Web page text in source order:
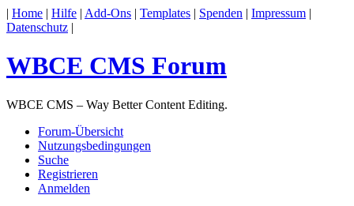
| Home | Hilfe | Add-Ons | Templates | Spenden | Impressum |
Datenschutz |
WBCE CMS Forum
WBCE CMS – Way Better Content Editing.
Forum-Übersicht
Nutzungsbedingungen
Suche
Registrieren
Anmelden